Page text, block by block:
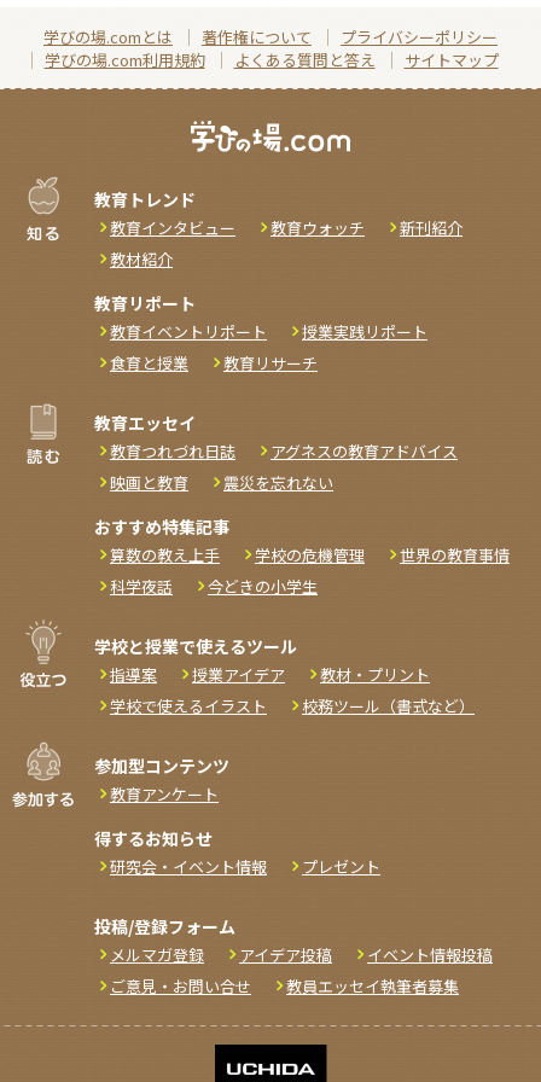
学びの場.comとは 著作権について
プライバシーポリシー
学びの場.com利用規約
よくある質問と答え サイトマップ
教育トレンド
教育インタビュー 教育ウォッチ
新刊紹介
教材紹介
教育リポート
教育イベントリポート
授業実践リポート
食育と授業
教育リサーチ
教育エッセイ
教育つれづれ日誌
アグネスの教育アドバイス
映画と教育
震災を忘れない
おすすめ特集記事
算数の教え上手 学校の危機管理
世界の教育事情
科学夜話
今どきの小学生
学校と授業で使えるツール
指導案 授業アイデア
教材・プリント
学校で使えるイラスト
校務ツール（書式など）
参加型コンテンツ
教育アンケート
得するお知らせ
研究会・イベント情報 プレゼント
投稿/登録フォーム
メルマガ登録 アイデア投稿
イベント情報投稿
ご意見・お問い合せ
教員エッセイ執筆者募集